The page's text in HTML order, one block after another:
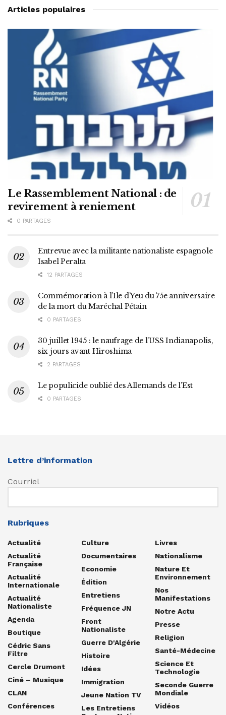
Articles populaires
Le Rassemblement National : de
revirement à reniement
0 PARTAGES
Entrevue avec la militante nationaliste espagnole
Isabel Peralta
12 PARTAGES
Commémoration à l’Ile d’Yeu du 75e anniversaire
de la mort du Maréchal Pétain
0 PARTAGES
30 juillet 1945 : le naufrage de l’USS Indianapolis,
six jours avant Hiroshima
2 PARTAGES
Le populicide oublié des Allemands de l’Est
0 PARTAGES
Lettre d’information
Courriel
Rubriques
Actualité
Actualité
Française
Actualité
Internationale
Actualité
Nationaliste
Agenda
Boutique
Cédric Sans
Filtre
Cercle Drumont
Ciné – Musique
CLAN
Conférences
Culture
Documentaires
Economie
Édition
Entretiens
Fréquence JN
Front
Nationaliste
Guerre D'Algérie
Histoire
Idées
Immigration
Jeune Nation TV
Les Entretiens
Livres
Nationalisme
Nature Et
Environnement
Nos
Manifestations
Notre Actu
Presse
Religion
Santé-Médecine
Science Et
Technologie
Seconde Guerre
Mondiale
Vidéos